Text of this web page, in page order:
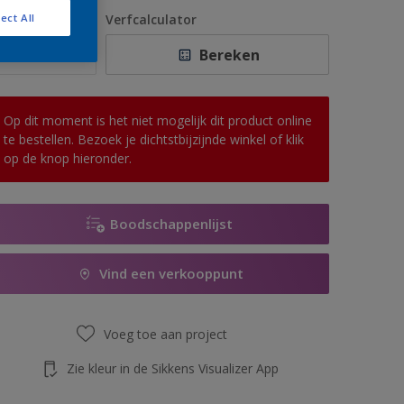
1 L
2,5 L
10 L
Verfcalculator
Bereken
Op dit moment is het niet mogelijk dit product online
te bestellen. Bezoek je dichtstbijzijnde winkel of klik
op de knop hieronder.
Boodschappenlijst
Vind een verkooppunt
Voeg toe aan project
Zie kleur in de Sikkens Visualizer App
All